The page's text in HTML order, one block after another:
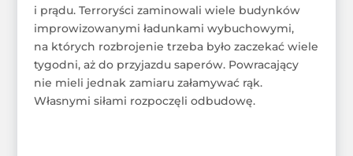
i prądu. Terroryści zaminowali wiele budynków
improwizowanymi ładunkami wybuchowymi,
na których rozbrojenie trzeba było zaczekać wiele
tygodni, aż do przyjazdu saperów. Powracający
nie mieli jednak zamiaru załamywać rąk.
Własnymi siłami rozpoczęli odbudowę.